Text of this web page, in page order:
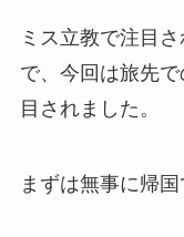
ミス立教で注目
で、今回は旅先
目されました。
まずは無事に帰